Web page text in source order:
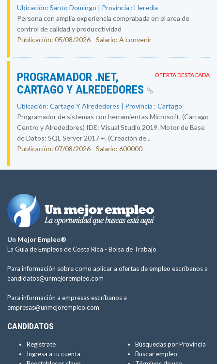
Ubicación: Santo Domingo | Provincia : Heredia
Persona con amplia experiencia comprabada en el area de
control de calidad y producctividad
Publicación: 05/08/2026 - Salario: A convenir
OFERTA DESTACADA
PROGRAMADOR .NET,
CARTAGO Y ALREDEDORES
Ubicación: Cartago Y Alrededores | Provincia : Cartago
Programador de sistemas con herramientas Microsoft. (Cartago
Centro y Alrededores) IDE: Visual Studio 2019. Motor de Base
de Datos: SQL Server 2017 +. (Creación de...
Publicación: 07/08/2026 - Salario: 600000
Un Mejor Empleo®
La Guía de Empleos de Costa Rica - Bolsa de Trabajo
Para información sobre como aplicar a ofertas de empleo escríbanos a
candidatos@unmejorempleo.com
Para información a empresas escríbanos a
empresas@unmejorempleo.com
CANDIDATOS
Regístrate
Ingresa a tu cuenta
Búsquedas por Provincia
Buscar empleo